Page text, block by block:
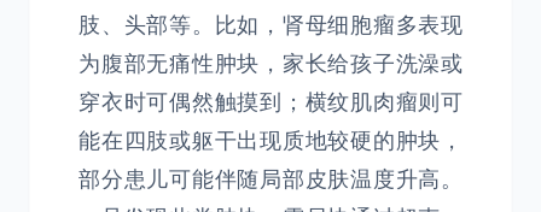
肢、头部等。比如，肾母细胞瘤多表现
为腹部无痛性肿块，家长给孩子洗澡或
穿衣时可偶然触摸到；横纹肌肉瘤则可
能在四肢或躯干出现质地较硬的肿块，
部分患儿可能伴随局部皮肤温度升高。